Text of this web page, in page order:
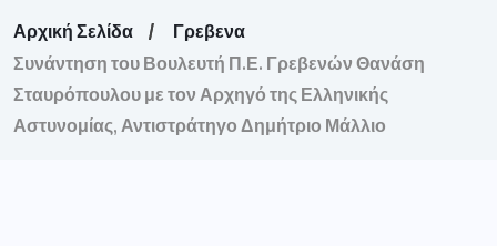
Αρχική Σελίδα
Γρεβενα
Συνάντηση του Βουλευτή Π.Ε. Γρεβενών Θανάση
Σταυρόπουλου με τον Αρχηγό της Ελληνικής
Αστυνομίας, Αντιστράτηγο Δημήτριο Μάλλιο